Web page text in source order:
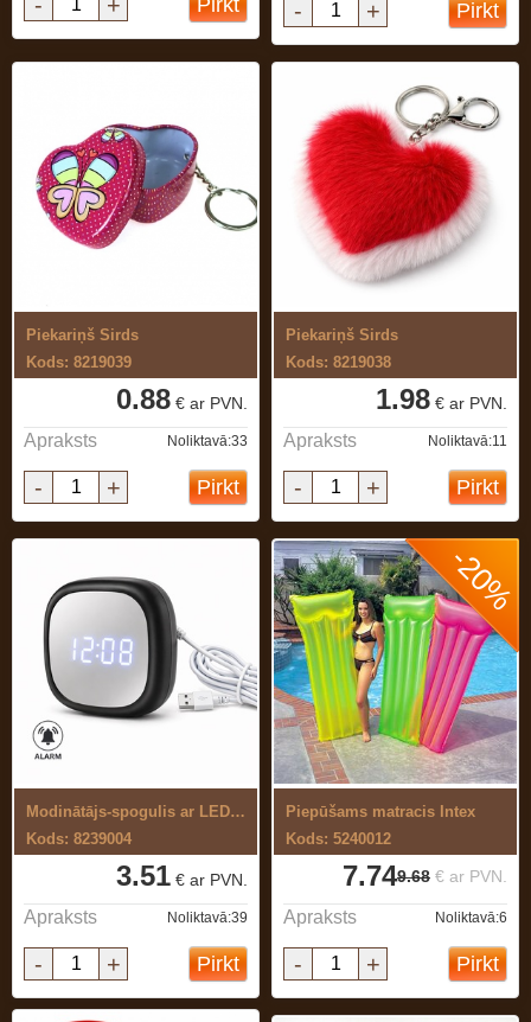
Pirkt - + Pirkt
Piekariņš Sirds
Kods: 8219039
0.88 € ar PVN.
Apraksts Noliktavā:33
- + Pirkt
Piekariņš Sirds
Kods: 8219038
1.98 € ar PVN.
Apraksts Noliktavā:11
- + Pirkt
Modinātājs-spogulis ar LED gaismu.
Kods: 8239004
3.51 € ar PVN.
Apraksts Noliktavā:39
- + Pirkt
-20%
Piepūšams matracis Intex
Kods: 5240012
9.68 € ar PVN.
7.74
Apraksts Noliktavā:6
- + Pirkt